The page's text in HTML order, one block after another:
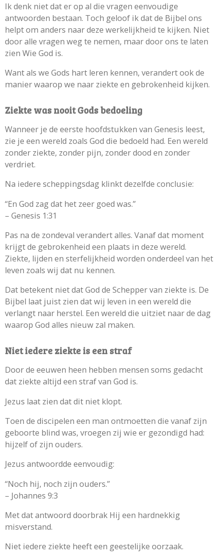
Ik denk niet dat er op al die vragen eenvoudige
antwoorden bestaan. Toch geloof ik dat de Bijbel ons
helpt om anders naar deze werkelijkheid te kijken. Niet
door alle vragen weg te nemen, maar door ons te laten
zien Wie God is.
Want als we Gods hart leren kennen, verandert ook de
manier waarop we naar ziekte en gebrokenheid kijken.
Ziekte was nooit Gods bedoeling
Wanneer je de eerste hoofdstukken van Genesis leest,
zie je een wereld zoals God die bedoeld had. Een wereld
zonder ziekte, zonder pijn, zonder dood en zonder
verdriet.
Na iedere scheppingsdag klinkt dezelfde conclusie:
“En God zag dat het zeer goed was.”
– Genesis 1:31
Pas na de zondeval verandert alles. Vanaf dat moment
krijgt de gebrokenheid een plaats in deze wereld.
Ziekte, lijden en sterfelijkheid worden onderdeel van het
leven zoals wij dat nu kennen.
Dat betekent niet dat God de Schepper van ziekte is. De
Bijbel laat juist zien dat wij leven in een wereld die
verlangt naar herstel. Een wereld die uitziet naar de dag
waarop God alles nieuw zal maken.
Niet iedere ziekte is een straf
Door de eeuwen heen hebben mensen soms gedacht
dat ziekte altijd een straf van God is.
Jezus laat zien dat dit niet klopt.
Toen de discipelen een man ontmoetten die vanaf zijn
geboorte blind was, vroegen zij wie er gezondigd had:
hijzelf of zijn ouders.
Jezus antwoordde eenvoudig:
“Noch hij, noch zijn ouders.”
– Johannes 9:3
Met dat antwoord doorbrak Hij een hardnekkig
misverstand.
Niet iedere ziekte heeft een geestelijke oorzaak.